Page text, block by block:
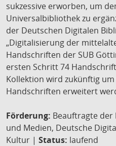
sukzessive erworben, um
Universalbibliothek zu
der Deutschen Digitalen
„Digitalisierung der
Handschriften der SUB
ersten Schritt 74
Kollektion wird zukünftig
Handschriften erweitert
Förderung: Beauftragte
und Medien, Deutsche
Kultur | Status: laufend